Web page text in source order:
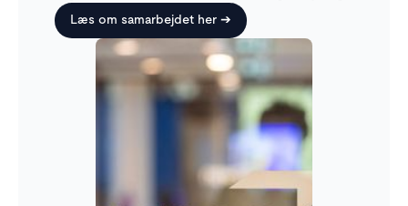
Læs om samarbejdet her ➔